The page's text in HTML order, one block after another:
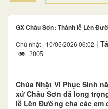
GX Châu Sơn: Thánh lễ Lên
Chủ nhật - 10/05/2026 06:02 |
2005
Chúa Nhật VI Phục Sinh
xứ Châu Sơn đã long
lễ Lên Đường cha các em